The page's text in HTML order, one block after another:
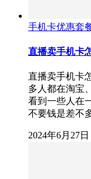
手机卡优惠套
直播卖手机卡
直播卖手机卡
多人都在淘宝
看到一些人在
不要钱是差不
2024年6月27日